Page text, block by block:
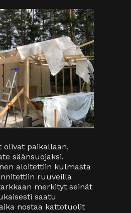
paikallaan,
säänsuojaksi.
aloitettiin kulmasta
ruuveilla
merkityt seinät
saatu
nostaa kattotuolit